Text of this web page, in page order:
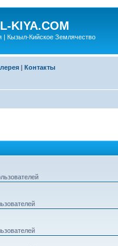
KIYA.COM
| Кызыл-Кийское Землячество
| Контакты